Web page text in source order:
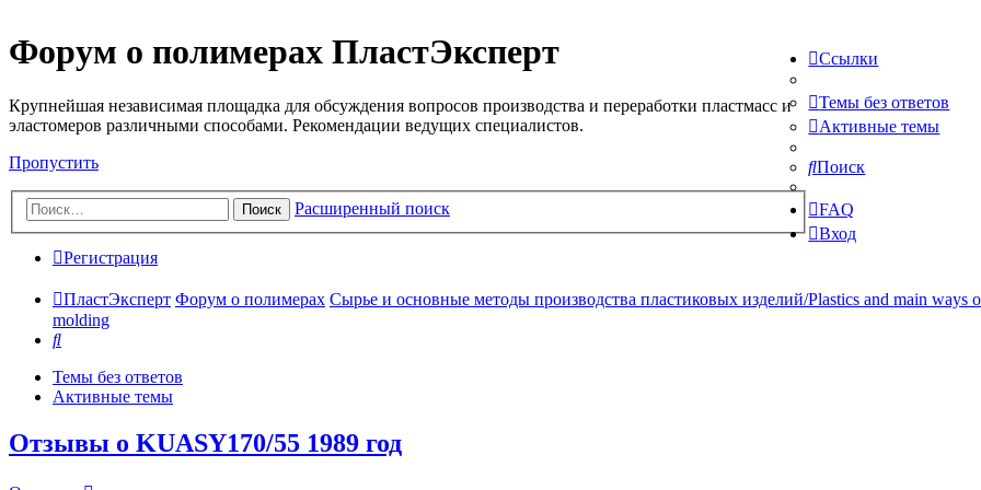
Форум о полимерах ПластЭксперт
Крупнейшая независимая площадка для обсуждения вопросов производства и переработки пластмасс и
эластомеров различными способами. Рекомендации ведущих специалистов.
Пропустить
Поиск Расширенный поиск
Ссылки
Темы без ответов
Активные темы
Поиск
FAQ
Вход
Регистрация
ПластЭксперт Форум о полимерах Сырье и основные методы производства пластиковых изделий/Plastics and main ways
molding
Поиск
Темы без ответов
Активные темы
Отзывы о KUASY170/55 1989 год